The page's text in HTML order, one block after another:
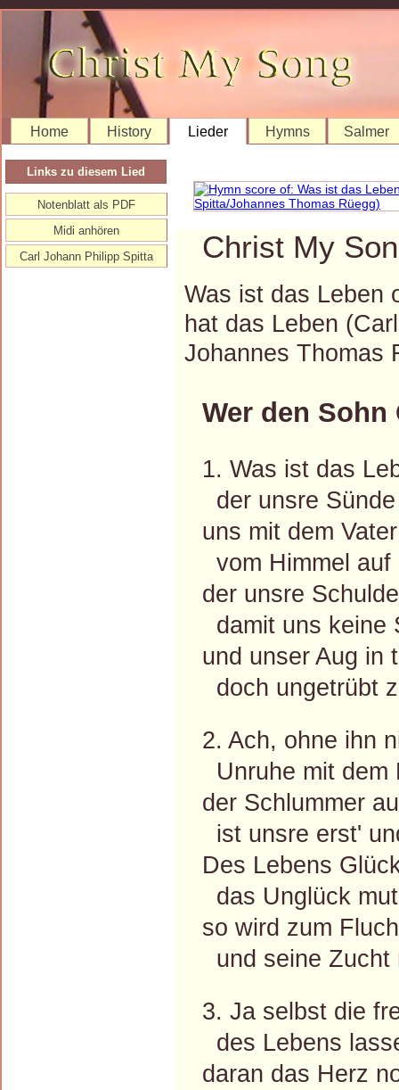
Home History Lieder Hymns Salmer
Christ My
Was ist das Leben
hat das Leben
Johannes Thomas
Wer den Sohn
1. Was ist das
der unsre
uns mit dem
vom Himmel
der unsre
damit uns keine
und unser Aug in
doch ungetrübt
2. Ach, ohne ihn
Unruhe mit dem
der Schlummer
ist unsre erst'
Des Lebens
das Unglück
so wird zum
und seine
3. Ja selbst die
des Lebens
daran das Herz
Links zu diesem Lied
Notenblatt als PDF
Midi anhören
Carl Johann Philipp Spitta